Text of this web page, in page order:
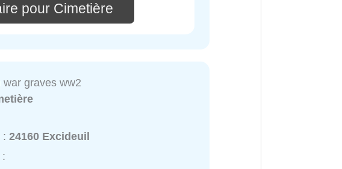
pour Cimetière
graves ww2
:24160 Excideuil
: